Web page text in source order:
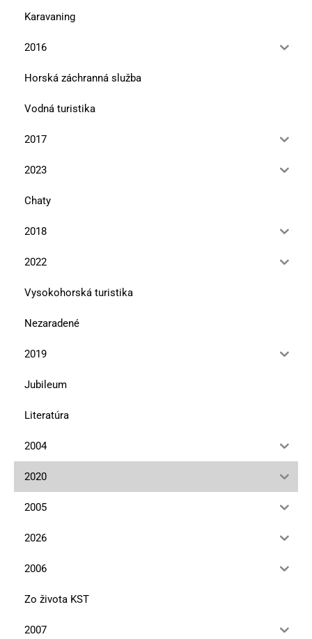
Karavaning
2016
Horská záchranná služba
Vodná turistika
2017
2023
Chaty
2018
2022
Vysokohorská turistika
Nezaradené
2019
Jubileum
Literatúra
2004
2020
2005
2026
2006
Zo života KST
2007